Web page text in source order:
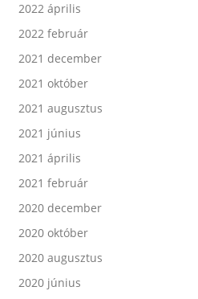
2022 április
2022 február
2021 december
2021 október
2021 augusztus
2021 június
2021 április
2021 február
2020 december
2020 október
2020 augusztus
2020 június